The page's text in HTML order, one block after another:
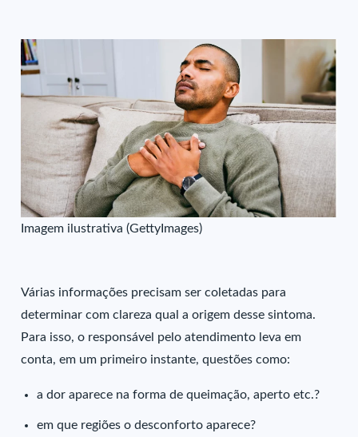
Imagem ilustrativa (GettyImages)
Várias informações precisam ser coletadas para
determinar com clareza qual a origem desse sintoma.
Para isso, o responsável pelo atendimento leva em
conta, em um primeiro instante, questões como:
a dor aparece na forma de queimação, aperto etc.?
em que regiões o desconforto aparece?